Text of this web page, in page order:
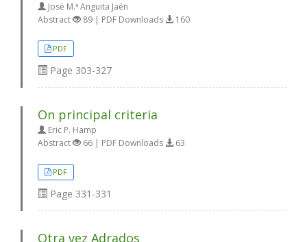
José M.ª Anguita Jaén
Abstract
89 | PDF Downloads 160
PDF
Page 303-327
On principal criteria
Eric P. Hamp
Abstract
66 | PDF Downloads 63
PDF
Page 331-331
Otra vez Adrados